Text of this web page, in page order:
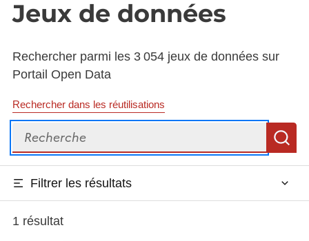
Jeux de données
Rechercher parmi les 3 054 jeux de données sur
Portail Open Data
Rechercher dans les réutilisations
Recherche
Filtrer les résultats
1 résultat